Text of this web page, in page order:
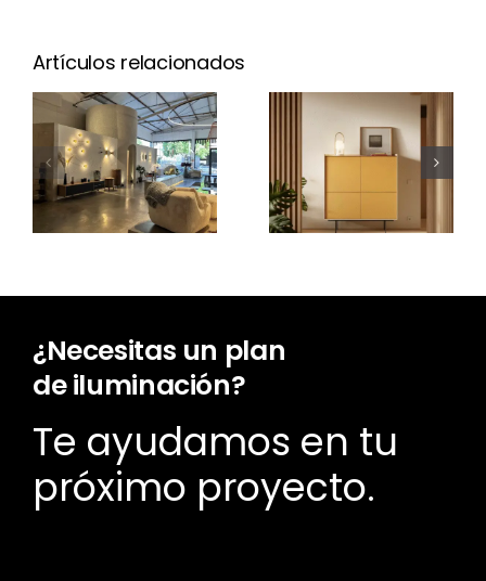
Artículos relacionados
¿Cuánto
cuesta un
proyecto
de
iluminación?
Nuevo Aura
Open
Frame
¿Necesitas un plan
de iluminación?
Te ayudamos en tu
próximo proyecto.